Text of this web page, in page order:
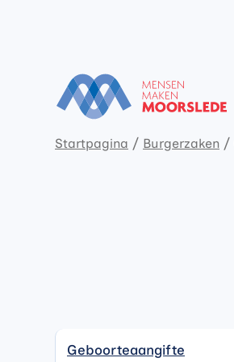
Moorslede
Startpagina Burgerzaken
Geboorteaangifte
Geboorteaangifte